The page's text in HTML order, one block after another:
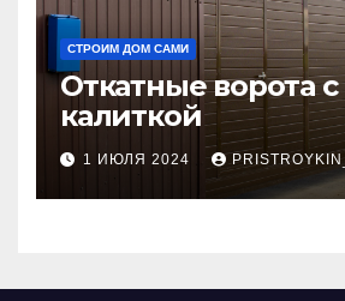
СТРОИМ ДОМ САМИ
Откатные ворота с
калиткой
1 ИЮЛЯ 2024 PRISTROYKIN_